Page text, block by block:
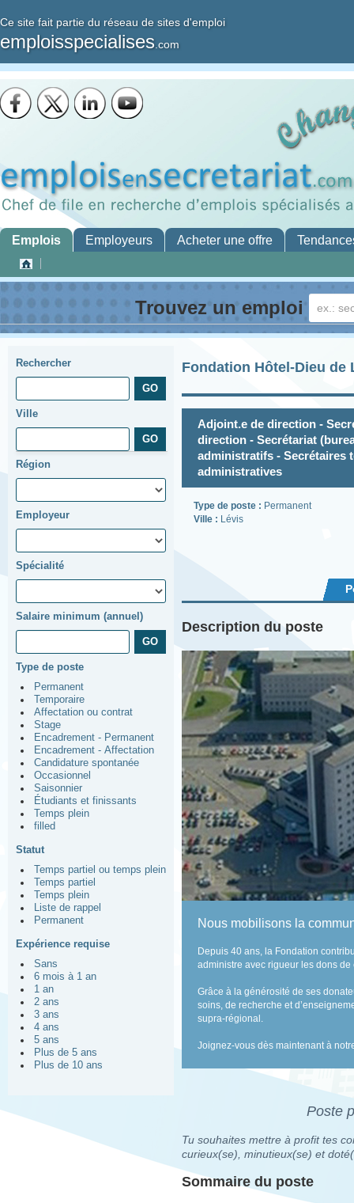
Ce site fait partie du réseau de sites d'emploi
emploisspecialises .com
Emplois Employeurs Acheter une offre
Trouvez un emploi
Rechercher
Ville
Région
Employeur
Spécialité
Salaire minimum (annuel)
Type de poste
Permanent
Temporaire
Affectation ou contrat
Stage
Encadrement - Permanent
Encadrement - Affectation
Candidature spontanée
Occasionnel
Saisonnier
Étudiants et finissants
Temps plein
filled
Statut
Temps partiel ou temps plein
Temps partiel
Temps plein
Liste de rappel
Permanent
Expérience requise
Sans
6 mois à 1 an
1 an
2 ans
3 ans
4 ans
5 ans
Plus de 5 ans
Plus de 10 ans
Fondation Hôtel-Dieu de
Adjoint.e de direction -
direction - Secrétariat
administratifs - Secrétaires
administratives
Type de poste : Permanent
Ville : Lévis
Description du poste
Nous mobilisons la
Depuis 40 ans, la Fondation
administre avec rigueur les dons
Grâce à la générosité de ses
soins, de recherche et
supra-régional.
Joignez-vous dès maintenant à
Poste
Tu souhaites mettre à profit tes
curieux(se), minutieux(se) et
Sommaire du poste